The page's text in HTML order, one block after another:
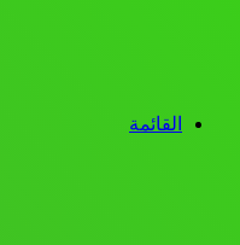
القائمة